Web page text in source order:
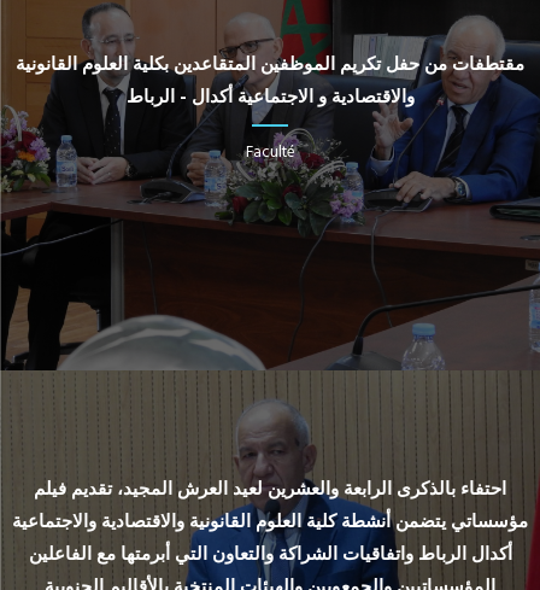
مقتطفات من حفل تكريم الموظفين المتقاعدين بكلية العلوم القانونية
والاقتصادية و الاجتماعية أكدال - الرباط
Faculté
احتفاء بالذكرى الرابعة والعشرين لعيد العرش المجيد، تقديم فيلم
مؤسساتي يتضمن أنشطة كلية العلوم القانونية والاقتصادية والاجتماعية
أكدال الرباط واتفاقيات الشراكة والتعاون التي أبرمتها مع الفاعلين